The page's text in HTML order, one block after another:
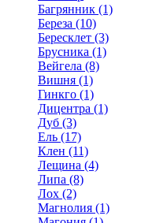
Багрянник (1)
Береза (10)
Бересклет (3)
Брусника (1)
Вейгела (8)
Вишня (1)
Гинкго (1)
Дицентра (1)
Дуб (3)
Ель (17)
Клен (11)
Лещина (4)
Липа (8)
Лох (2)
Магнолия (1)